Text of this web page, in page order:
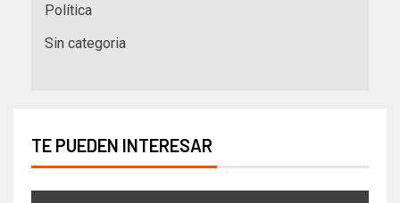
Política
Sin categoria
TE PUEDEN INTERESAR